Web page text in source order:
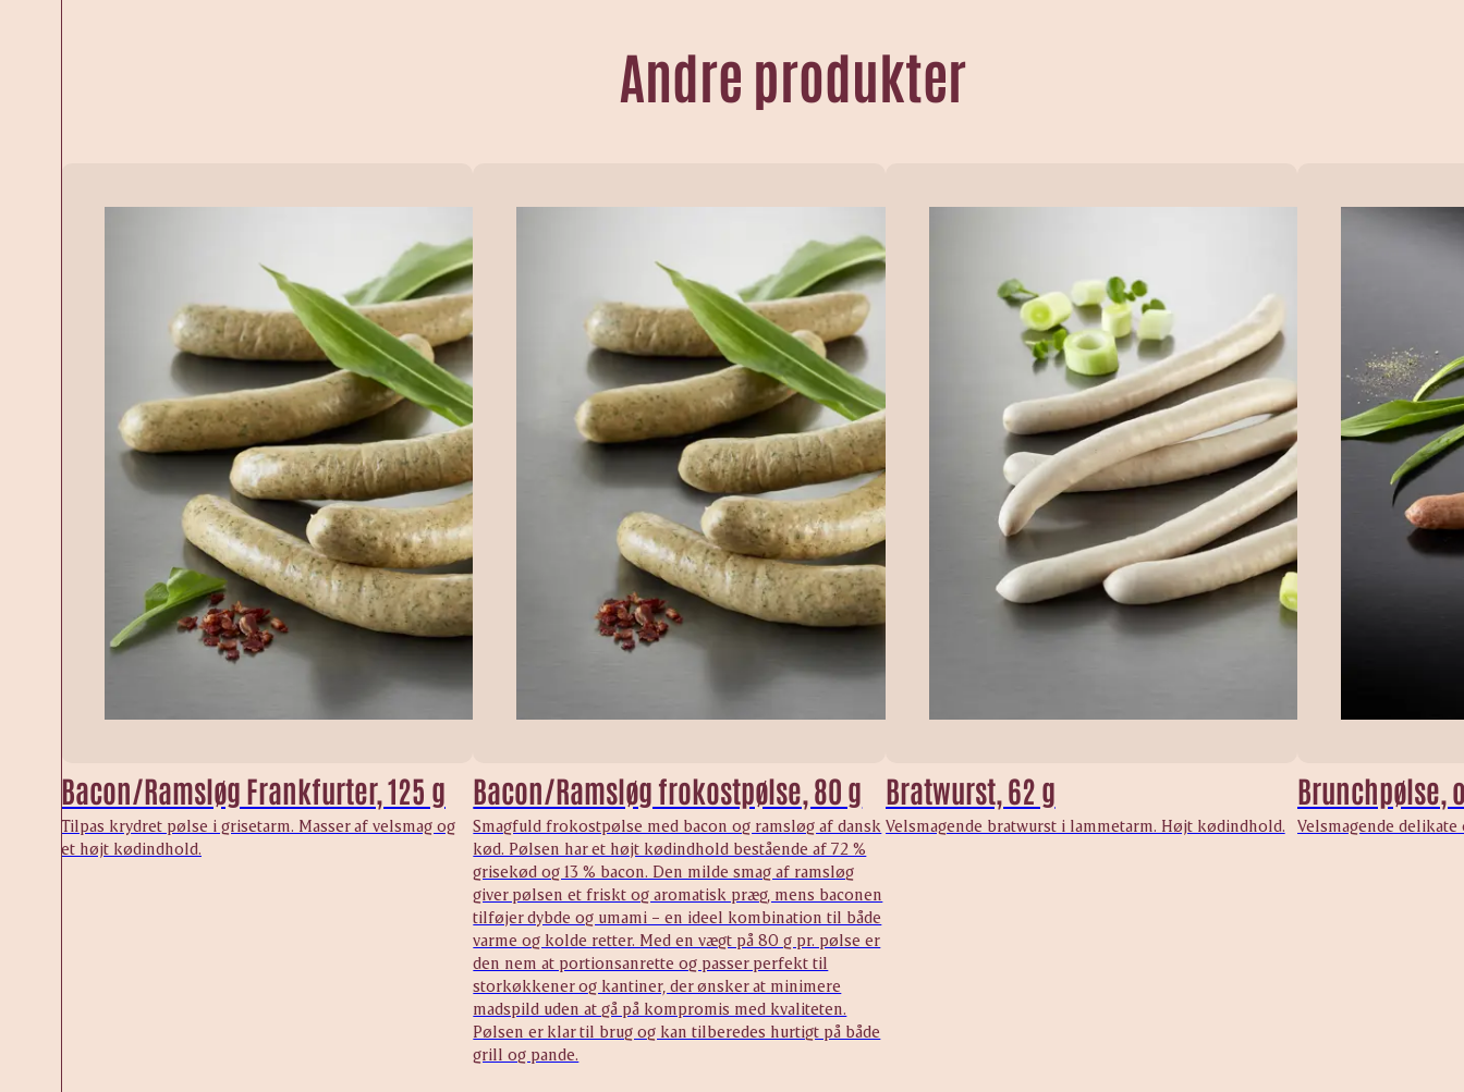
Andre produkter
Bacon/Ramsløg Frankfurter, 125 g
Tilpas krydret pølse i grisetarm. Masser af velsmag og
et højt kødindhold.
Bacon/Ramsløg frokostpølse, 80 g
Smagfuld frokostpølse med bacon og ramsløg af dansk
kød. Pølsen har et højt kødindhold bestående af 72 %
grisekød og 13 % bacon. Den milde smag af ramsløg
giver pølsen et friskt og aromatisk præg, mens baconen
tilføjer dybde og umami – en ideel kombination til både
varme og kolde retter. Med en vægt på 80 g pr. pølse er
den nem at portionsanrette og passer perfekt til
storkøkkener og kantiner, der ønsker at minimere
madspild uden at gå på kompromis med kvaliteten.
Pølsen er klar til brug og kan tilberedes hurtigt på både
grill og pande.
Bratwurst, 62 g
Velsmagende bratwurst i lammetarm. Højt kødindhold.
Brunchpølse,
Velsmagende